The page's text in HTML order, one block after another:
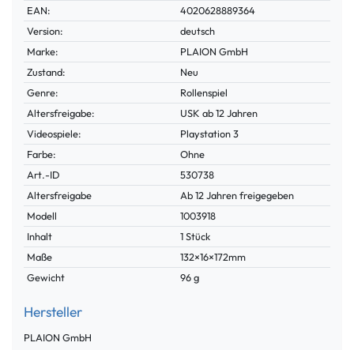
Technisches
Merkmal
Wert
EAN:
4020628889364
Version:
deutsch
Marke:
PLAION GmbH
Zustand:
Neu
Genre:
Rollenspiel
Altersfreigabe:
USK ab 12 Jahren
Videospiele:
Playstation 3
Farbe:
Ohne
Technisches
Merkmal
Wert
Art.-ID
530738
Altersfreigabe
Ab 12 Jahren freigegeben
Modell
1003918
Inhalt
1 Stück
Maße
132×16×172mm
Gewicht
96 g
Hersteller
PLAION GmbH